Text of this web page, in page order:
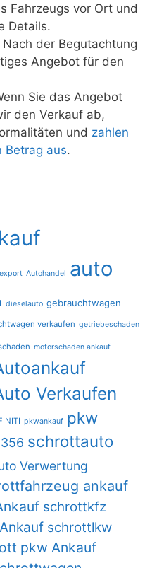
Fahrzeugs vor Ort und
Details.
Nach der Begutachtung
Angebot für den
Sie das Angebot
den Verkauf ab,
und zahlen
Betrag aus.
Autohandel auto
dieselauto gebrauchtwagen
verkaufen getriebeschaden
motorschaden ankauf
Verkaufen
pkwankauf pkw
schrottauto
Verwertung
ankauf
schrottkfz
schrottlkw
pkw Ankauf